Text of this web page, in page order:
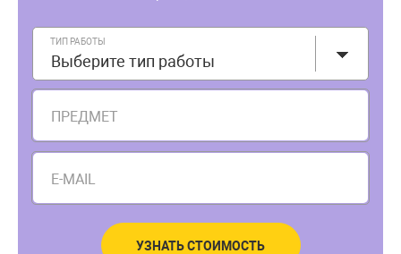
ТИП РАБОТЫ
Выберите тип работы
ПРЕДМЕТ
E-MAIL
УЗНАТЬ СТОИМОСТЬ